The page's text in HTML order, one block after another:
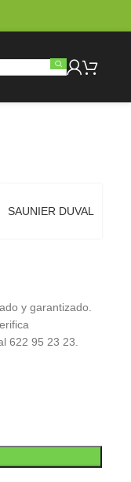
SAUNIER DUVAL
y garantizado.
622 95 23 23.